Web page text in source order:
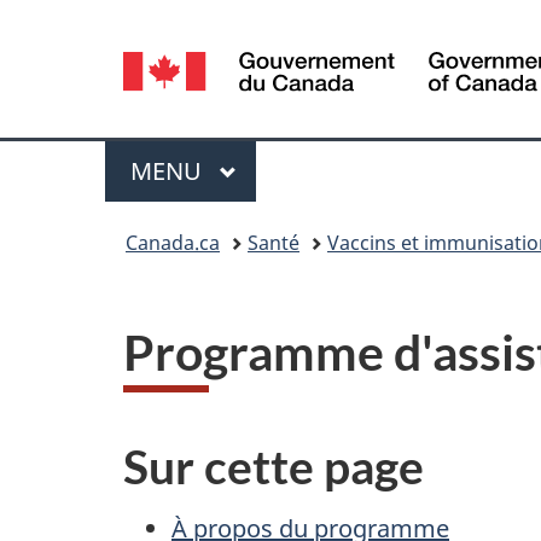
Sélection
de
la
langue
Menu
MENU PRINCIPAL
Canada.ca Santé Vaccins et
Programme
Sur cette page
À propos du programme